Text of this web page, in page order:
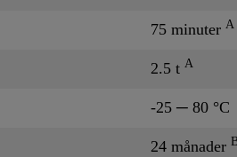
75 minuter A
2.5 t A
-25 ─ 80 °C
24 månader